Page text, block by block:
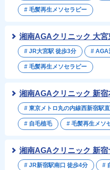
湘南AGAクリニック 新宿
# 東京メトロ丸の内線西新宿駅
# 自毛植毛 # 毛髪再生メソ
湘南AGAクリニック 新
# JR新宿駅南口 徒歩4分 #
# 毛髪再生メソセラピー
湘南AGAクリニック 大宮
# JR大宮駅 徒歩3分 # AGA
# 毛髪再生メソセラピー